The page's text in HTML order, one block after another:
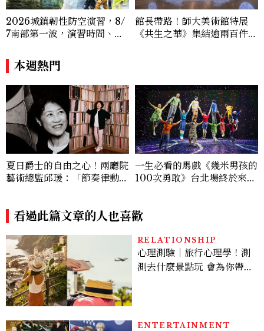
2026城鎮韌性防空演習，8/
7南部第一波，演習時間、可
館長帶路！師大美術館特展
《共生之華》集結逾兩百件作
本週熱門
夏日爵士的自由之心！兩廳院
藝術總監邱瑗：「節奏律動和
一生必看的馬戲《幾米男孩的
100次勇敢》台北場終於來
看過此篇文章的人也喜歡
RELATIONSHIP
心理測驗｜旅行心理學！測
測去什麼景點玩 會為你帶來
ENTERTAINMENT